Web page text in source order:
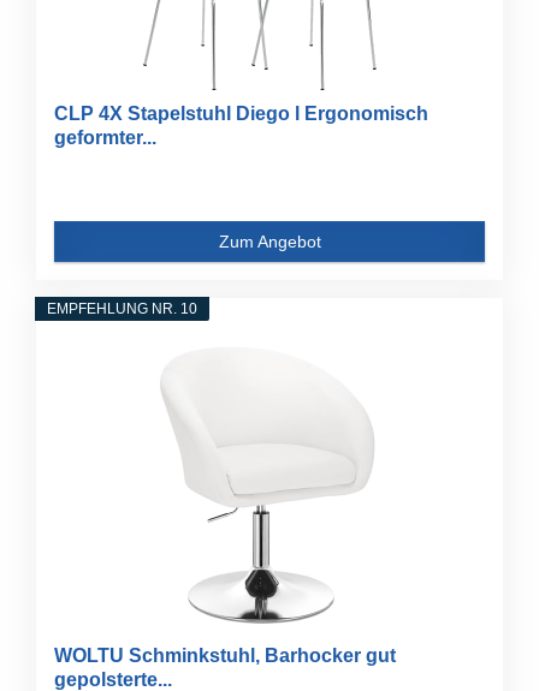
CLP 4X Stapelstuhl Diego l Ergonomisch
geformter...
Zum Angebot
EMPFEHLUNG NR. 10
WOLTU Schminkstuhl, Barhocker gut
gepolsterte...